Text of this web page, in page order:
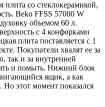
плита со стеклокерамикой,
Beko FFSS 57000 W
объемом 60 л.
с 4 конфорками
плита поставляется с 1
Покупатели хвалят ее за
так и за внутренней
и помыть. Нижний блок
ящик, а как
этот момент показался